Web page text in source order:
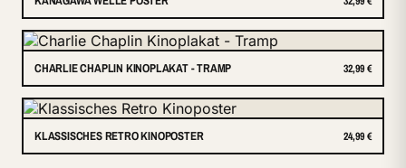
CHARLIE CHAPLIN KINOPLAKAT - TRAMP 32,99 €
KLASSISCHES RETRO KINOPOSTER 24,99 €